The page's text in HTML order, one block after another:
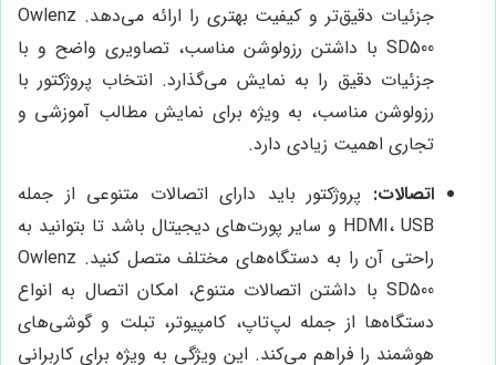
جزئیات دقیق‌تر و کیفیت بهتری را ارائه می‌دهد. Owlenz
SD500 با داشتن رزولوشن مناسب، تصاویری واضح و با
جزئیات دقیق را به نمایش می‌گذارد. انتخاب پروژکتور با
رزولوشن مناسب، به ویژه برای نمایش مطالب آموزشی و
تجاری اهمیت زیادی دارد.
اتصالات: پروژکتور باید دارای اتصالات متنوعی از جمله
HDMI، USB و سایر پورت‌های دیجیتال باشد تا بتوانید به
راحتی آن را به دستگاه‌های مختلف متصل کنید. Owlenz
SD500 با داشتن اتصالات متنوع، امکان اتصال به انواع
دستگاه‌ها از جمله لپ‌تاپ، کامپیوتر، تبلت و گوشی‌های
هوشمند را فراهم می‌کند. این ویژگی به ویژه برای کاربرانی